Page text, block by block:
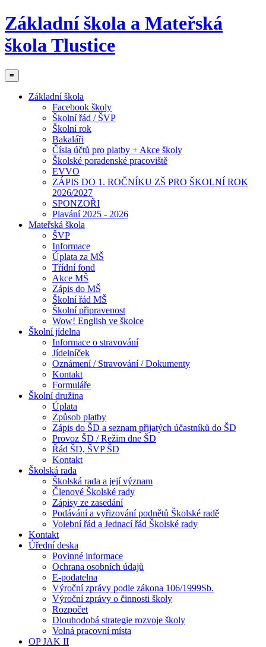
Základní škola a Mateřská
škola Tlustice
≡
Základní škola
Facebook školy
Školní řád / ŠVP
Školní rok
Bakaláři
Čísla účtů pro platby + Akce školy
Školské poradenské pracoviště
EVVO
ZÁPIS DO 1. ROČNÍKU ZŠ PRO ŠKOLNÍ ROK
2026/2027
SPONZOŘI
Plavání 2025 - 2026
Mateřská škola
ŠVP
Informace
Úplata za MŠ
Třídní fond
Akce MŠ
Zápis do MŠ
Školní řád MŠ
Školní připravenost
Wow! English ve školce
Školní jídelna
Informace o stravování
Jídelníček
Oznámení / Stravování / Dokumenty
Kontakt
Formuláře
Školní družina
Úplata
Způsob platby
Zápis do ŠD a seznam přijatých účastníků do ŠD
Provoz ŠD / Režim dne ŠD
Řád ŠD, ŠVP ŠD
Kontakt
Školská rada
Školská rada a její význam
Členové Školské rady
Zápisy ze zasedání
Podávání a vyřizování podnětů Školské radě
Volební řád a Jednací řád Školské rady
Kontakt
Úřední deska
Povinné informace
Ochrana osobních údajů
E-podatelna
Výroční zprávy podle zákona 106/1999Sb.
Výroční zprávy o činnosti školy
Rozpočet
Dlouhodobá strategie rozvoje školy
Volná pracovní místa
OP JAK II